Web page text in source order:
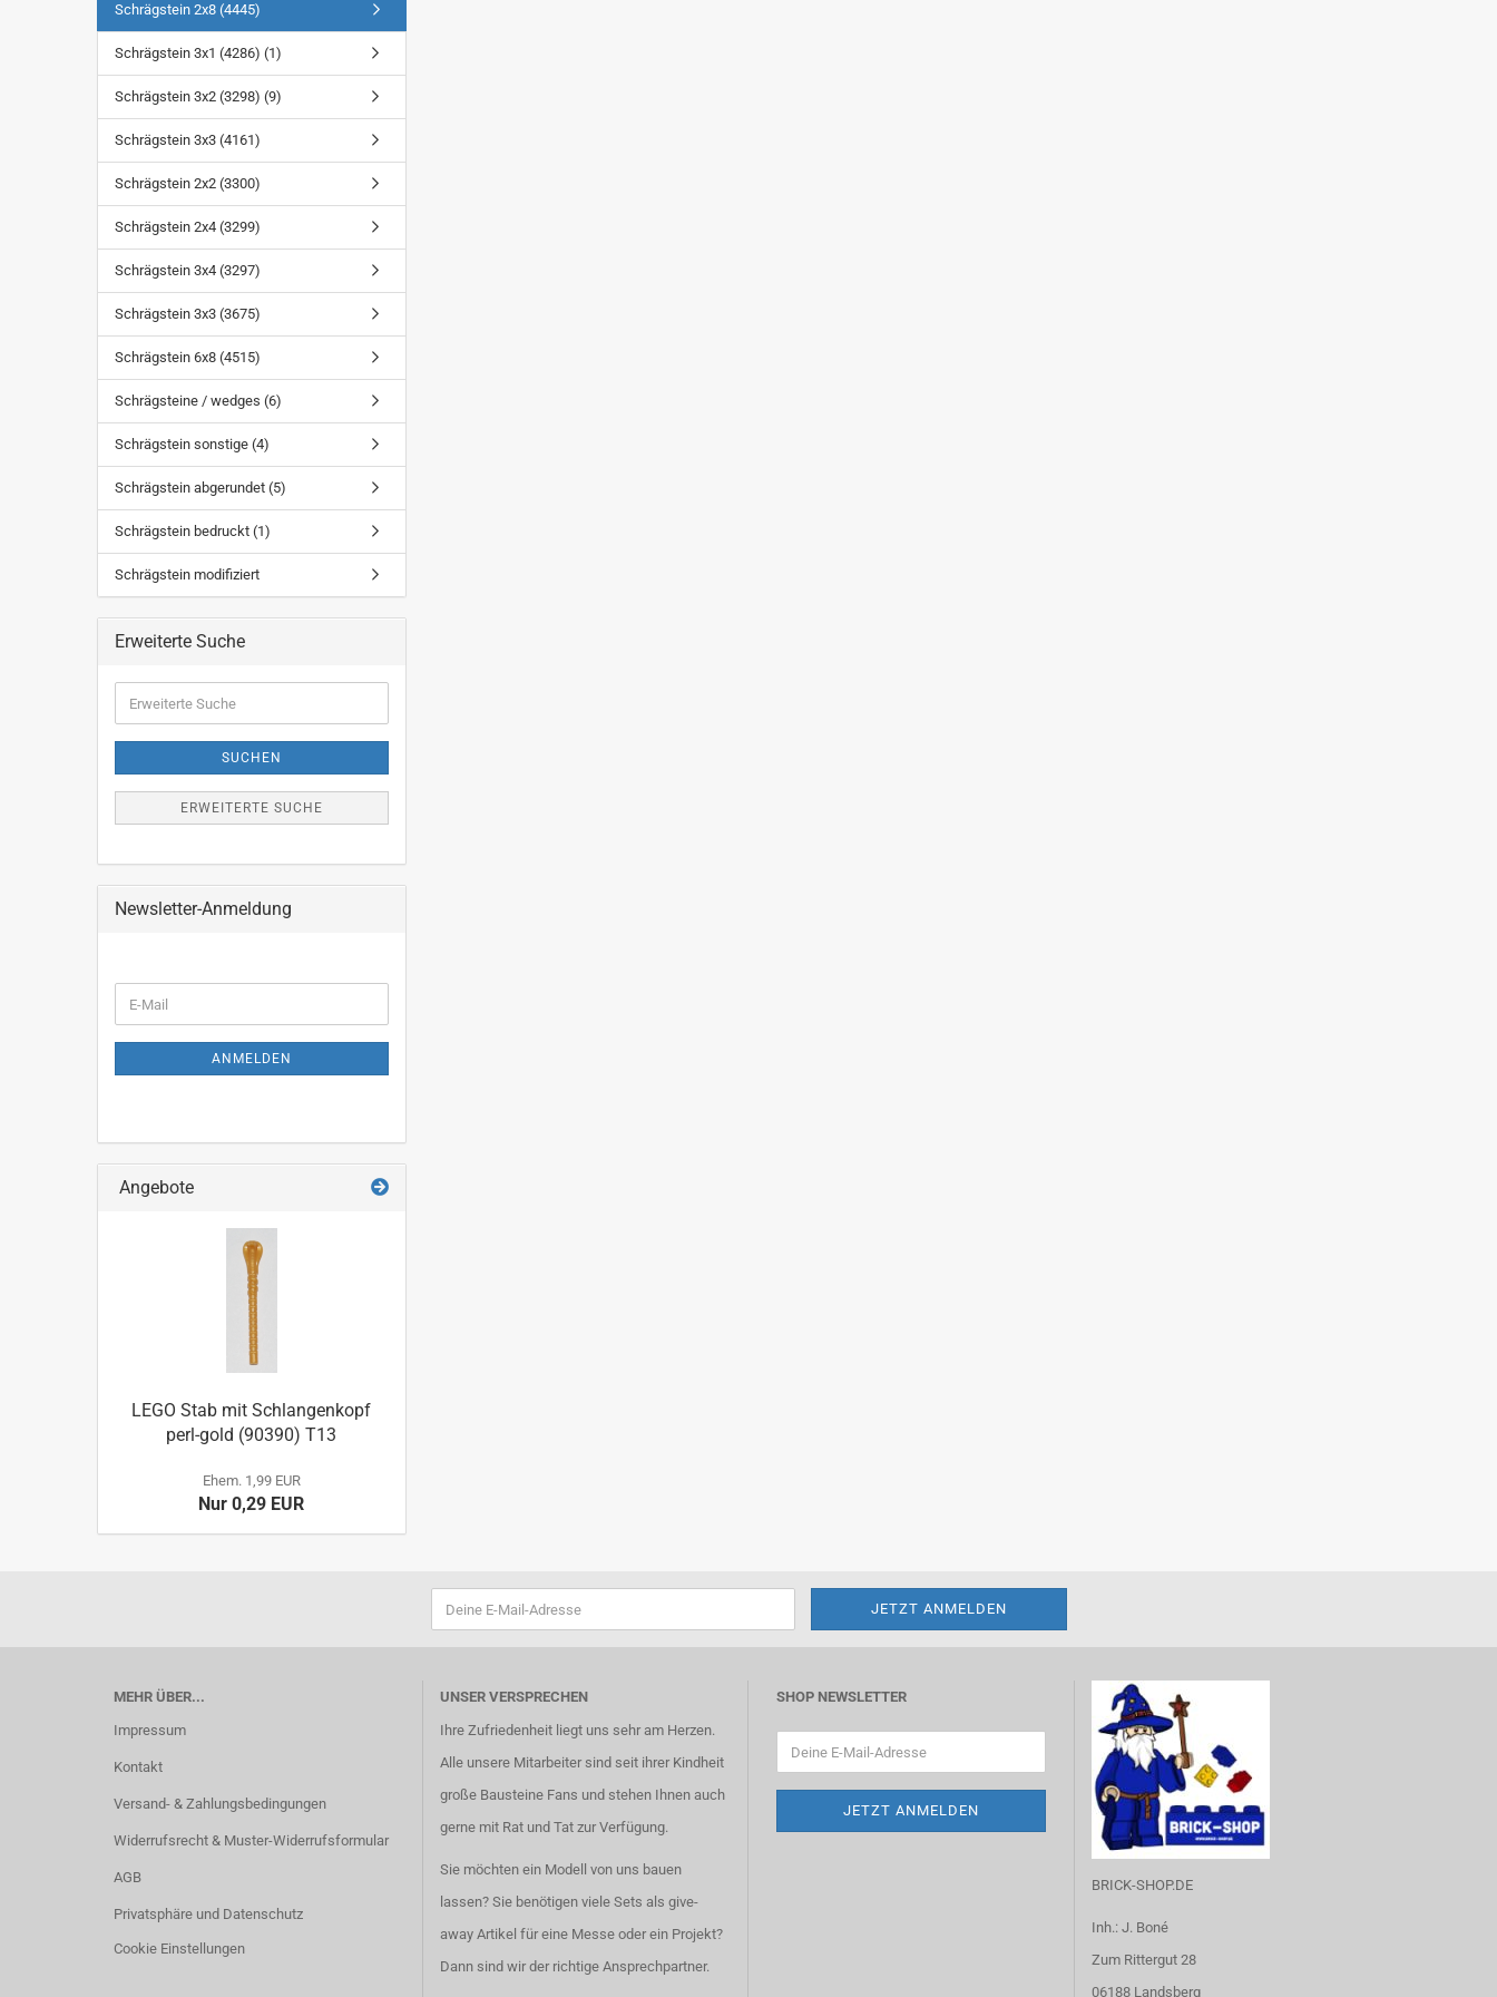
Schrägstein 2x8 (4445)
Schrägstein 3x1 (4286) (1)
Schrägstein 3x2 (3298) (9)
Schrägstein 3x3 (4161)
Schrägstein 2x2 (3300)
Schrägstein 2x4 (3299)
Schrägstein 3x4 (3297)
Schrägstein 3x3 (3675)
Schrägstein 6x8 (4515)
Schrägsteine / wedges (6)
Schrägstein sonstige (4)
Schrägstein abgerundet (5)
Schrägstein bedruckt (1)
Schrägstein modifiziert
Erweiterte Suche
Suche
SUCHEN
ERWEITERTE SUCHE
Newsletter-Anmeldung
ZUR
E-
Mail
ANMELDEN
Angebote
LEGO Stab mit Schlangenkopf
perl-gold (90390) T13
Ehem. 1,99 EUR
Nur 0,29 EUR
MEHR ÜBER...
Impressum
Kontakt
Versand- & Zahlungsbedingungen
Widerrufsrecht & Muster-Widerrufsformular
AGB
Privatsphäre und Datenschutz
Cookie Einstellungen
UNSER VERSPRECHEN
Ihre Zufriedenheit liegt uns sehr am Herzen.
Alle unsere Mitarbeiter sind seit ihrer Kindheit
große Bausteine Fans und stehen Ihnen auch
gerne mit Rat und Tat zur Verfügung.
Sie möchten ein Modell von uns bauen
lassen? Sie benötigen viele Sets als give-
away Artikel für eine Messe oder ein Projekt?
Dann sind wir der richtige Ansprechpartner.
SHOP NEWSLETTER
BRICK-SHOP.DE
Inh.: J. Boné
Zum Rittergut 28
06188 Landsberg